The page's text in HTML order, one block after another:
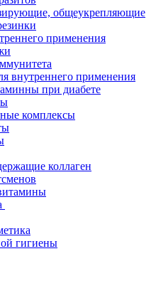
общеукрепляющие
применения
внутреннего применения
при диабете
комплексы
коллаген
гигиены